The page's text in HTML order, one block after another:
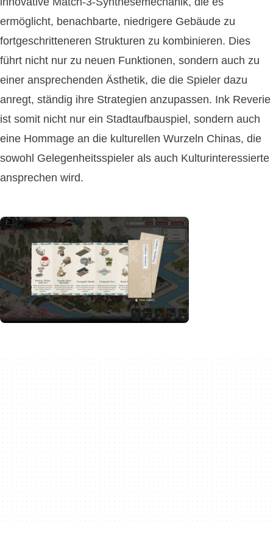
ermöglicht, benachbarte, niedrigere Gebäude zu
fortgeschritteneren Strukturen zu kombinieren. Dies
führt nicht nur zu neuen Funktionen, sondern auch zu
einer ansprechenden Ästhetik, die die Spieler dazu
anregt, ständig ihre Strategien anzupassen. Ink Reverie
ist somit nicht nur ein Stadtaufbauspiel, sondern auch
eine Hommage an die kulturellen Wurzeln Chinas, die
sowohl Gelegenheitsspieler als auch Kulturinteressierte
ansprechen wird.